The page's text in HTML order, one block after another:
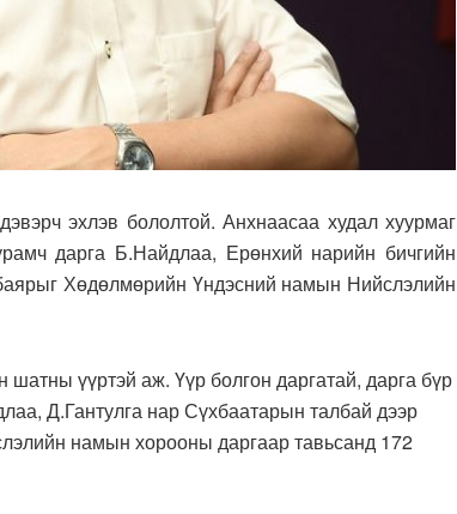
эхлэв бололтой. Анхнаасаа худал хуурмаг
дарга Б.Найдлаа, Ерөнхий нарийн бичгийн
Хөдөлмөрийн Үндэсний намын Нийслэлийн
үүртэй аж. Үүр болгон даргатай, дарга бүр
Д.Гантулга нар Сүхбаатарын талбай дээр
намын хорооны даргаар тавьсанд 172